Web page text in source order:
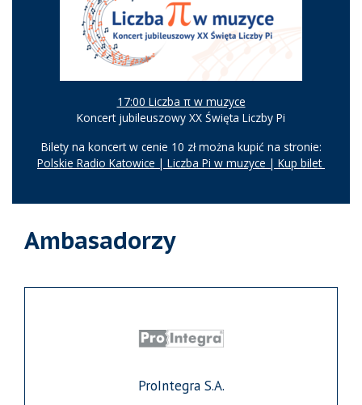
17:00 Liczba π w muzyce
Koncert jubileuszowy XX Święta Liczby Pi
Bilety na koncert w cenie 10 zł można kupić na stronie:
Polskie Radio Katowice | Liczba Pi w muzyce | Kup bilet
Ambasadorzy
ProIntegra S.A.